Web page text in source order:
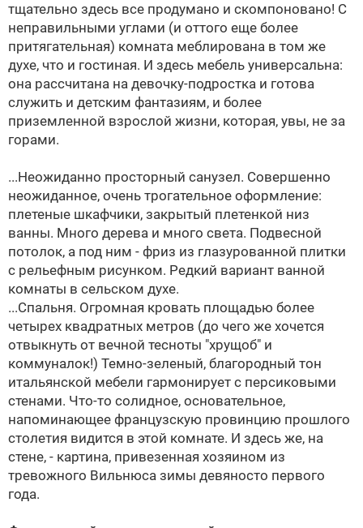
тщательно здесь все продумано и скомпоновано! С
неправильными углами (и оттого еще более
притягательная) комната меблирована в том же
духе, что и гостиная. И здесь мебель универсальна:
она рассчитана на девочку-подростка и готова
служить и детским фантазиям, и более
приземленной взрослой жизни, которая, увы, не за
горами.
...Неожиданно просторный санузел. Совершенно
неожиданное, очень трогательное оформление:
плетеные шкафчики, закрытый плетенкой низ
ванны. Много дерева и много света. Подвесной
потолок, а под ним - фриз из глазурованной плитки
с рельефным рисунком. Редкий вариант ванной
комнаты в сельском духе.
...Спальня. Огромная кровать площадью более
четырех квадратных метров (до чего же хочется
отвыкнуть от вечной тесноты "хрущоб" и
коммуналок!) Темно-зеленый, благородный тон
итальянской мебели гармонирует с персиковыми
стенами. Что-то солидное, основательное,
напоминающее французскую провинцию прошлого
столетия видится в этой комнате. И здесь же, на
стене, - картина, привезенная хозяином из
тревожного Вильнюса зимы девяносто первого
года.